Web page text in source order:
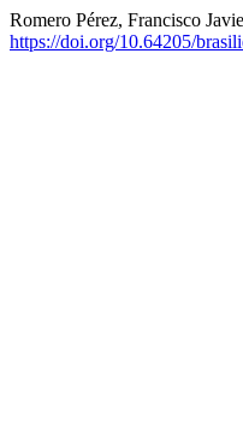
Romero Pérez, Francisco
https://doi.org/10.64205/